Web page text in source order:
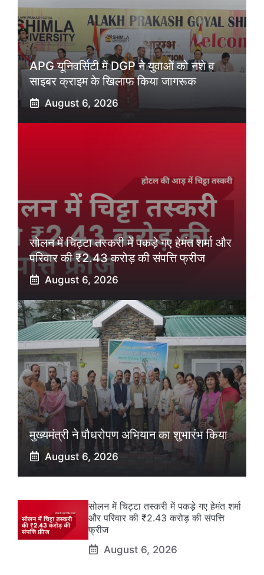
APG यूनिवर्सिटी में DGP ने युवाओं को नशे व
साइबर क्राइम के खिलाफ किया जागरूक
August 6, 2026
सोलन में चिट्टा तस्करी में पकड़े गए हेमंत शर्मा और
परिवार की ₹2.43 करोड़ की संपत्ति फ्रीज
August 6, 2026
मुख्यमंत्री ने पौधरोपण अभियान का शुभारंभ किया
August 6, 2026
सोलन में चिट्टा तस्करी में पकड़े गए हेमंत शर्मा
और परिवार की ₹2.43 करोड़ की संपत्ति
फ्रीज
August 6, 2026